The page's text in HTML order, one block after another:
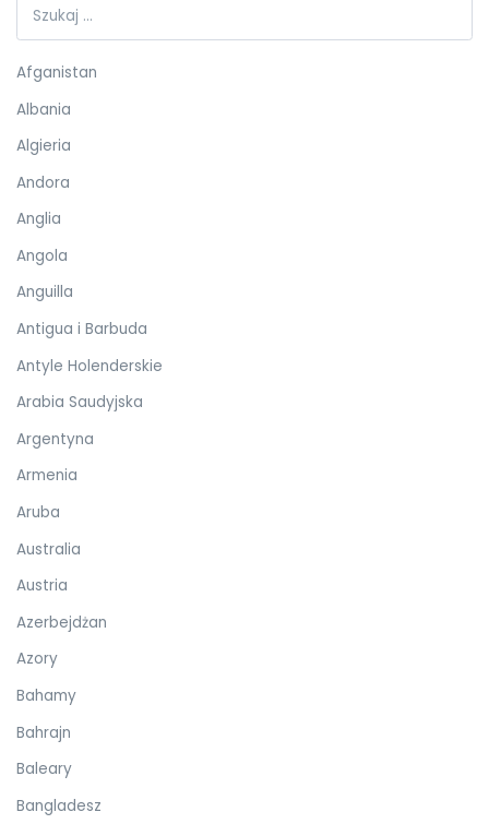
Afganistan
Albania
Algieria
Andora
Anglia
Angola
Anguilla
Antigua i Barbuda
Antyle Holenderskie
Arabia Saudyjska
Argentyna
Armenia
Aruba
Australia
Austria
Azerbejdżan
Azory
Bahamy
Bahrajn
Baleary
Bangladesz